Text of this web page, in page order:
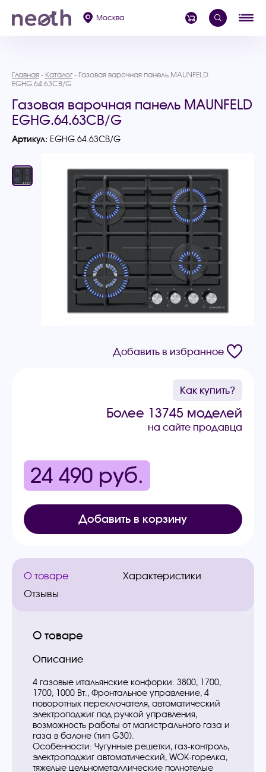
Москва
Главная Каталог
Газовая варочная панель MAUNFELD
EGHG.64.63CB/G
Газовая варочная панель MAUNFELD
EGHG.64.63CB/G
Артикул: EGHG.64.63CB/G
Добавить в избранное
Как купить?
Более 13745 моделей
на сайте продавца
24 490 руб.
Добавить в корзину
О товаре
Характеристики
Отзывы
О товаре
Описание
4 газовые итальянские конфорки: 3800, 1700,
1700, 1000 Вт., Фронтальное управление, 4
поворотных переключателя, автоматический
электроподжиг под ручкой управления,
возможность работы от магистрального газа и
газа в балоне (тип G30).
Особенности: Чугунные решетки, газ-контроль,
электроподжиг автоматический, WOK-горелка,
тяжелые цельнометаллические полнотелые